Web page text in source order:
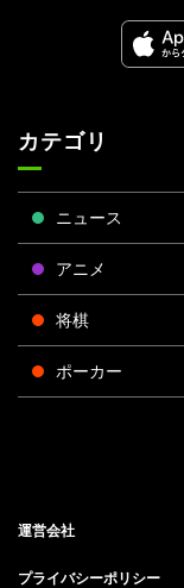
カテゴリ
ニュース
アニメ
将棋
ポーカー
運営会社
プライバシーポリシー